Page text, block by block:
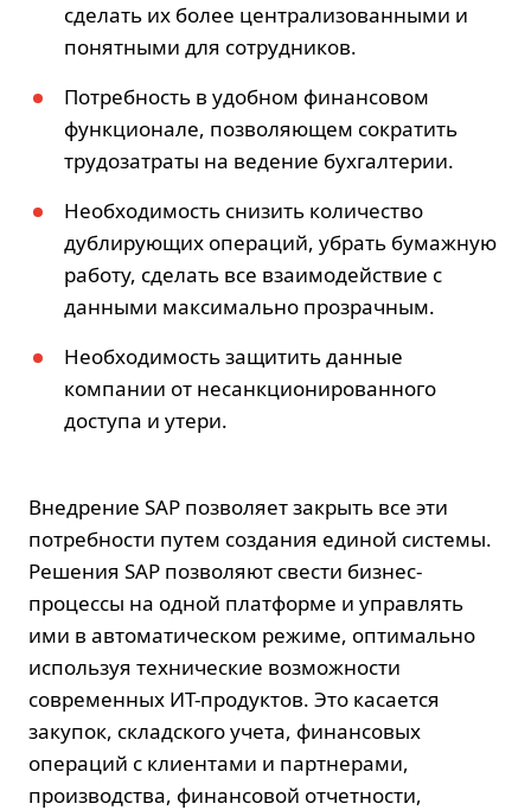
сделать их более централизованными и
понятными для сотрудников.
Потребность в удобном финансовом
функционале, позволяющем сократить
трудозатраты на ведение бухгалтерии.
Необходимость снизить количество
дублирующих операций, убрать бумажную
работу, сделать все взаимодействие с
данными максимально прозрачным.
Необходимость защитить данные
компании от несанкционированного
доступа и утери.
Внедрение SAP позволяет закрыть все эти
потребности путем создания единой системы.
Решения SAP позволяют свести бизнес-
процессы на одной платформе и управлять
ими в автоматическом режиме, оптимально
используя технические возможности
современных ИТ-продуктов. Это касается
закупок, складского учета, финансовых
операций с клиентами и партнерами,
производства, финансовой отчетности,